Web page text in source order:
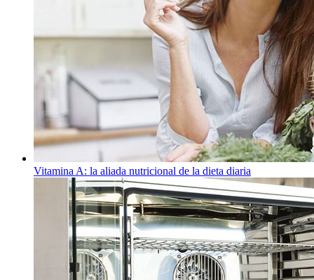
Vitamina A: la aliada nutricional de la dieta diaria